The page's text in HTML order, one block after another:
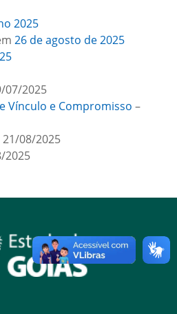
2025
26 de agosto de 2025
07/2025
Vínculo e Compromisso –
21/08/2025
2025